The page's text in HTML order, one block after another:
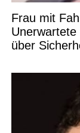
Frau mit
über